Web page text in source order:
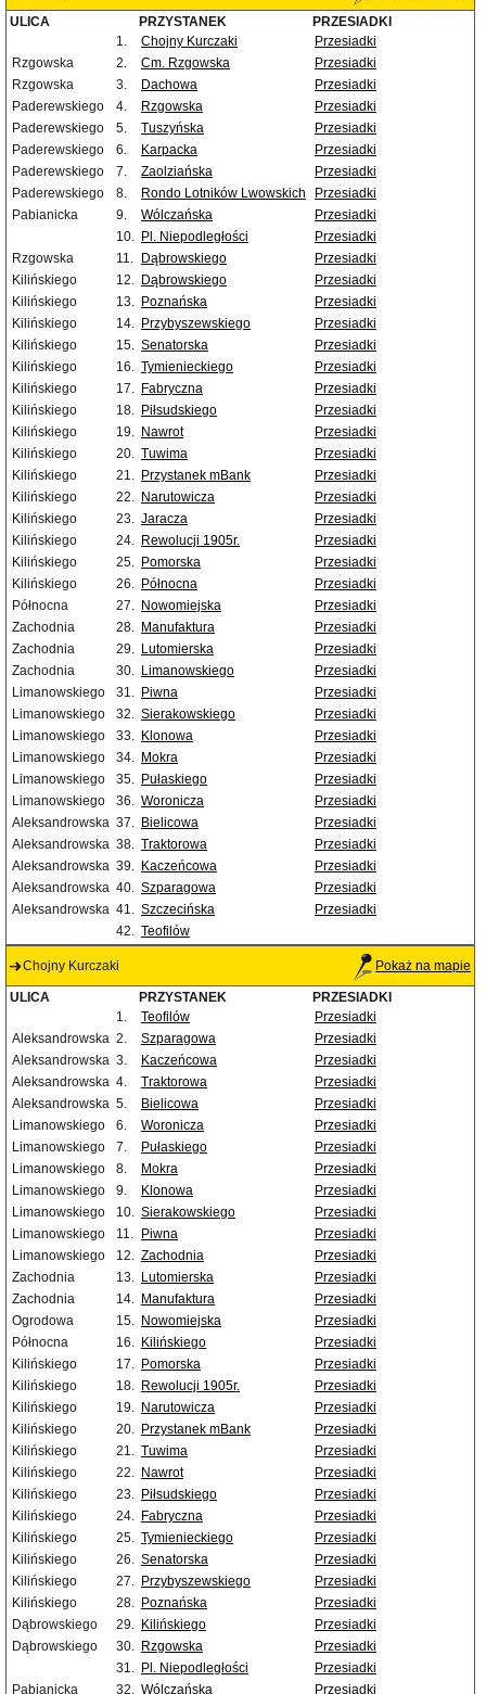
ULICA PRZYSTANEK
PRZESIADKI
1.
Chojny Kurczaki
Przesiadki
Rzgowska
2. Cm. Rzgowska
Przesiadki
Rzgowska
3. Dachowa
Przesiadki
Paderewskiego
4. Rzgowska
Przesiadki
Paderewskiego
5. Tuszyńska
Przesiadki
Paderewskiego
6. Karpacka
Przesiadki
Paderewskiego
7. Zaolziańska
Przesiadki
Paderewskiego
8. Rondo Lotników Lwowskich
Przesiadki
Pabianicka
9. Wólczańska
Przesiadki
10. Pl. Niepodległości
Przesiadki
Rzgowska
11. Dąbrowskiego
Przesiadki
Kilińskiego
12. Dąbrowskiego
Przesiadki
Kilińskiego
13. Poznańska
Przesiadki
Kilińskiego
14. Przybyszewskiego
Przesiadki
Kilińskiego
15. Senatorska
Przesiadki
Kilińskiego
16. Tymienieckiego
Przesiadki
Kilińskiego
17. Fabryczna
Przesiadki
Kilińskiego
18. Piłsudskiego
Przesiadki
Kilińskiego
19. Nawrot
Przesiadki
Kilińskiego
20. Tuwima
Przesiadki
Kilińskiego
21. Przystanek mBank
Przesiadki
Kilińskiego
22. Narutowicza
Przesiadki
Kilińskiego
23. Jaracza
Przesiadki
Kilińskiego
24. Rewolucji 1905r.
Przesiadki
Kilińskiego
25. Pomorska
Przesiadki
Kilińskiego
26. Północna
Przesiadki
Północna
27. Nowomiejska
Przesiadki
Zachodnia
28. Manufaktura
Przesiadki
Zachodnia
29. Lutomierska
Przesiadki
Zachodnia
30. Limanowskiego
Przesiadki
Limanowskiego
31. Piwna
Przesiadki
Limanowskiego
32. Sierakowskiego
Przesiadki
Limanowskiego
33. Klonowa
Przesiadki
Limanowskiego
34. Mokra
Przesiadki
Limanowskiego
35. Pułaskiego
Przesiadki
Limanowskiego
36. Woronicza
Przesiadki
Aleksandrowska 37. Bielicowa
Przesiadki
Aleksandrowska 38. Traktorowa
Przesiadki
Aleksandrowska 39. Kaczeńcowa
Przesiadki
Aleksandrowska 40. Szparagowa
Przesiadki
Aleksandrowska 41. Szczecińska
Przesiadki
42. Teofilów
Chojny Kurczaki Pokaż na mapie
ULICA PRZYSTANEK
PRZESIADKI
1.
Teofilów
Przesiadki
Aleksandrowska 2. Szparagowa
Przesiadki
Aleksandrowska 3. Kaczeńcowa
Przesiadki
Aleksandrowska 4. Traktorowa
Przesiadki
Aleksandrowska 5. Bielicowa
Przesiadki
Limanowskiego
6. Woronicza
Przesiadki
Limanowskiego
7. Pułaskiego
Przesiadki
Limanowskiego
8. Mokra
Przesiadki
Limanowskiego
9. Klonowa
Przesiadki
Limanowskiego
10. Sierakowskiego
Przesiadki
Limanowskiego
11. Piwna
Przesiadki
Limanowskiego
12. Zachodnia
Przesiadki
Zachodnia
13. Lutomierska
Przesiadki
Zachodnia
14. Manufaktura
Przesiadki
Ogrodowa
15. Nowomiejska
Przesiadki
Północna
16. Kilińskiego
Przesiadki
Kilińskiego
17. Pomorska
Przesiadki
Kilińskiego
18. Rewolucji 1905r.
Przesiadki
Kilińskiego
19. Narutowicza
Przesiadki
Kilińskiego
20. Przystanek mBank
Przesiadki
Kilińskiego
21. Tuwima
Przesiadki
Kilińskiego
22. Nawrot
Przesiadki
Kilińskiego
23. Piłsudskiego
Przesiadki
Kilińskiego
24. Fabryczna
Przesiadki
Kilińskiego
25. Tymienieckiego
Przesiadki
Kilińskiego
26. Senatorska
Przesiadki
Kilińskiego
27. Przybyszewskiego
Przesiadki
Kilińskiego
28. Poznańska
Przesiadki
Dąbrowskiego
29. Kilińskiego
Przesiadki
Dąbrowskiego
30. Rzgowska
Przesiadki
31. Pl. Niepodległości
Przesiadki
Pabianicka
32. Wólczańska Przesiadki